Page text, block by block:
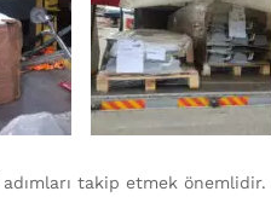
takip etmek önemlidir.